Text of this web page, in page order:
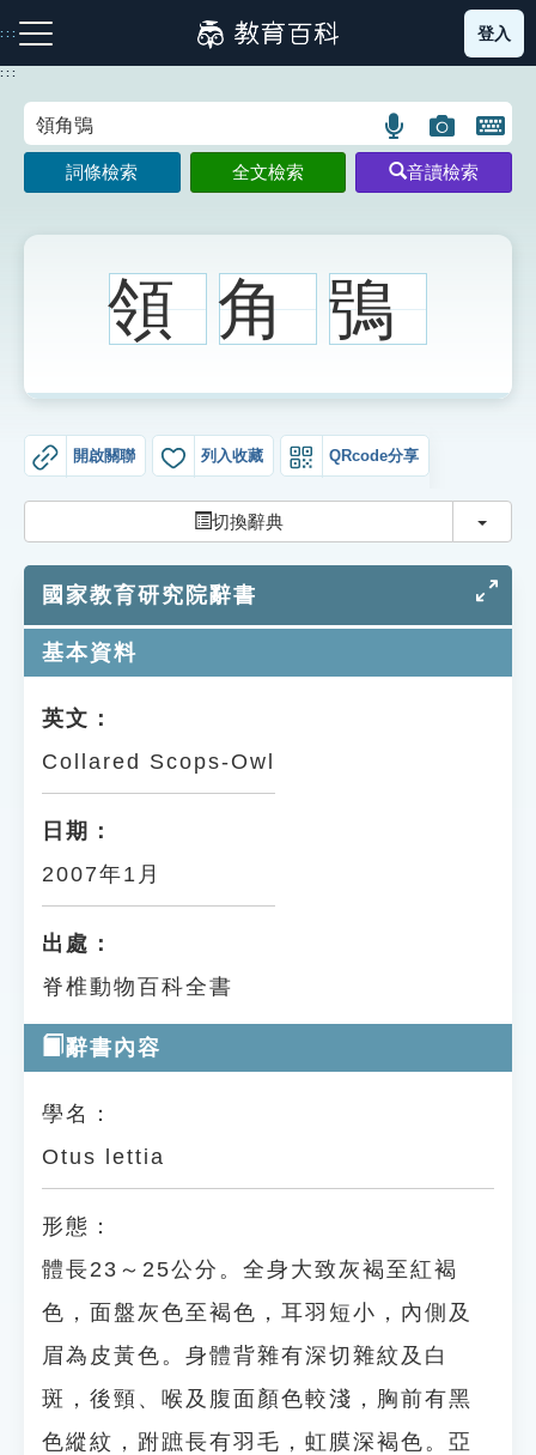
到
主
:::
注音索引圖示 筆畫索引圖示 部首索引表圖示
生字詞彙表
知識索引
單字索引
遊戲專區
教學應用
貓頭鷹博士
登入
:::
語
言
搜
示
圖
片
搜
開
鍵
圖
詞條檢索 全文檢索 音讀檢索
領 角 鴞
開啟關聯 列入收藏 QRcode分享
切換辭典 切換
國家教育研究院辭書
基本資料
英文：
Collared Scops-Owl
日期：
2007年1月
出處：
脊椎動物百科全書
辭書內容
學名：
Otus lettia
形態：
體長23～25公分。全身大致灰褐至紅褐
色，面盤灰色至褐色，耳羽短小，內側及
眉為皮黃色。身體背雜有深切雜紋及白
斑，後頸、喉及腹面顏色較淺，胸前有黑
色縱紋，跗蹠長有羽毛，虹膜深褐色。亞